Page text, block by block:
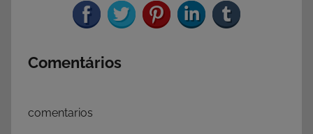
Comentários
comentarios